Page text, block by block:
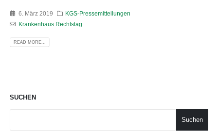
6. März 2019
KGS-Pressemitteilungen
Krankenhaus Rechtstag
READ MORE...
SUCHEN
Suchen